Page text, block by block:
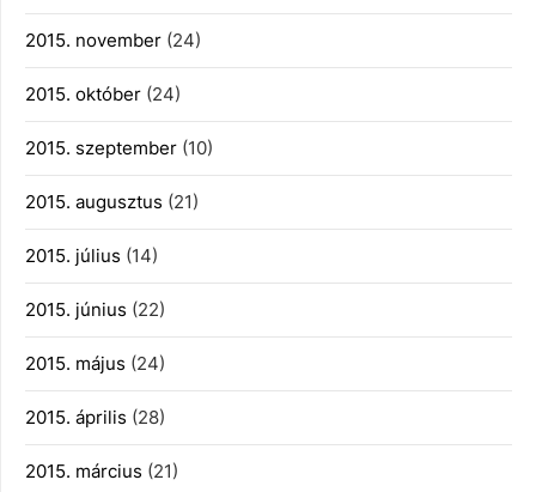
2015. november (24)
2015. október (24)
2015. szeptember (10)
2015. augusztus (21)
2015. július (14)
2015. június (22)
2015. május (24)
2015. április (28)
2015. március (21)